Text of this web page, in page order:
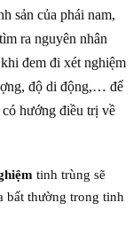
sản của phái nam,
ra nguyên nhân
đem đi xét nghiệm
độ di động,… để
có hướng điều trị về
tinh trùng sẽ
bất thường trong tinh